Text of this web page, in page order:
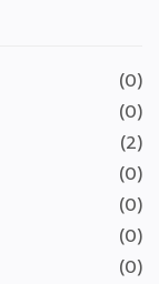
(0)
(0)
(2)
(0)
(0)
(0)
(0)